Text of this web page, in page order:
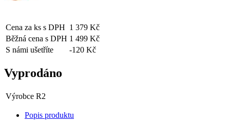
Cena za ks s DPH 1 379 Kč
Běžná cena s DPH 1 499 Kč
S námi ušetříte
-120 Kč
Vyprodáno
Výrobce R2
Popis produktu